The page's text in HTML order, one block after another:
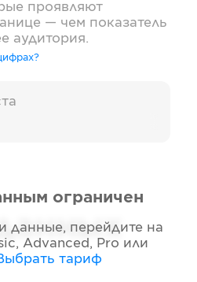
проявляют
— чем показатель
аудитория.
ограничен
данные, перейдите на
Advanced, Pro или
тариф